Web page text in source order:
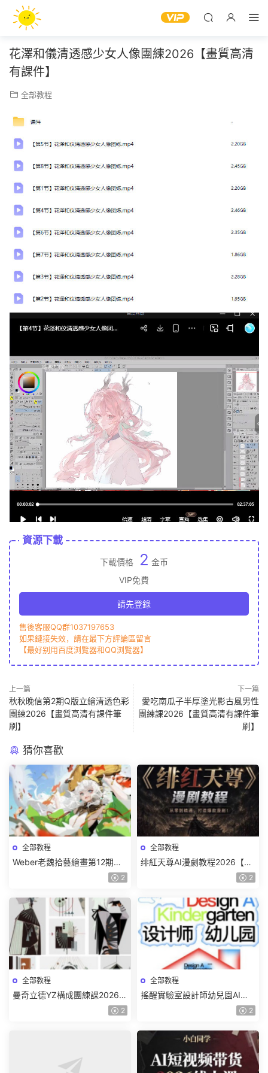
花澤和儀清透感少女人像團練2026【畫質高清
有課件】
全部教程
資源下載
下載價格 2 金币
VIP免費
請先登錄
售後客服QQ群1037197653
如果鏈接失效，請在最下方評論區留言
【最好别用百度浏覽器和QQ浏覽器】
上一篇
秋秋晚信第2期Q版立繪清透色彩
團練2026【畫質高清有課件筆
刷】
下一篇
愛吃南瓜子半厚塗光影古風男性
團練課2026【畫質高清有課件筆
刷】
猜你喜歡
全部教程
Weber老魏拾藝繪畫第12期角
色特訓班【畫質不錯隻有視
2
全部教程
绯紅天尊AI漫劇教程2026【畫
2
全部教程
曼奇立德YZ構成團練課2026年
8月已結課【畫質高清有課件】
2
全部教程
搖醒實驗室設計師幼兒園AI軟
件基礎課2025【畫質不錯有素
2